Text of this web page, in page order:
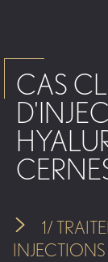
CAS
1/
INJECTIONS